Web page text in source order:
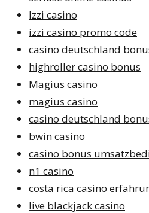
Izzi casino
izzi casino promo code
casino deutschland
highroller casino bonus
Magius casino
magius casino
casino deutschland
bwin casino
casino bonus
n1 casino
costa rica casino
live blackjack casino